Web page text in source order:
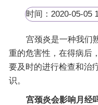
时间：2020-05-05
宫颈炎是一种我们
重的危害性，在得病后
要及时的进行检查和治
识。
宫颈炎会影响月经